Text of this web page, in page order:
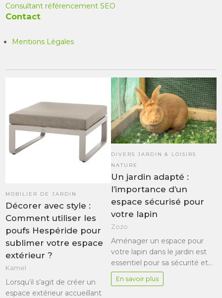
Consultant référencement SEO
Contact
Mentions Légales
MOBILIER DE JARDIN
Décorer avec style :
Comment utiliser les
poufs Hespéride pour
sublimer votre espace
extérieur ?
Kamel
Lorsqu’il s’agit de créer un
espace extérieur accueillant
DIVERS JARDIN & LOISIRS
NATURE
Un jardin adapté :
l’importance d’un
espace sécurisé pour
votre lapin
Zozo
Aménager un espace pour
votre lapin dans le jardin est
essentiel pour sa sécurité et…
En savoir plus